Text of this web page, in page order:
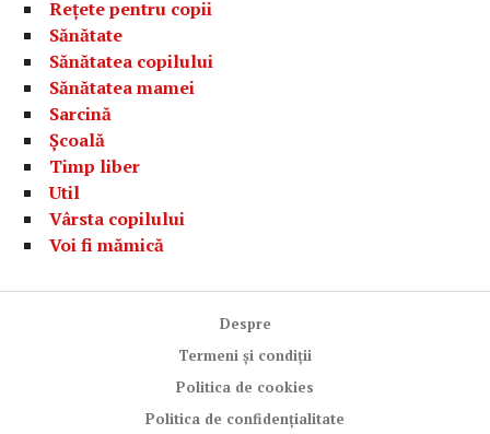
Rețete pentru copii
Sănătate
Sănătatea copilului
Sănătatea mamei
Sarcină
Școală
Timp liber
Util
Vârsta copilului
Voi fi mămică
Despre
Termeni și condiții
Politica de cookies
Politica de confidențialitate